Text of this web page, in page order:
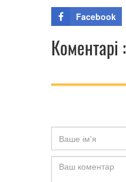
Facebook
Коментарі :